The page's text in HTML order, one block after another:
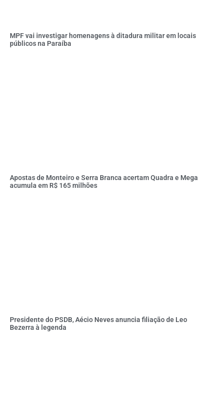
MPF vai investigar homenagens à ditadura militar em locais
públicos na Paraíba
Apostas de Monteiro e Serra Branca acertam Quadra e Mega
acumula em R$ 165 milhões
Presidente do PSDB, Aécio Neves anuncia filiação de Leo
Bezerra à legenda